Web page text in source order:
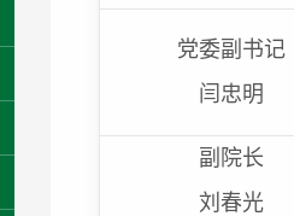
党委副书记
闫忠明
副院长
刘春光